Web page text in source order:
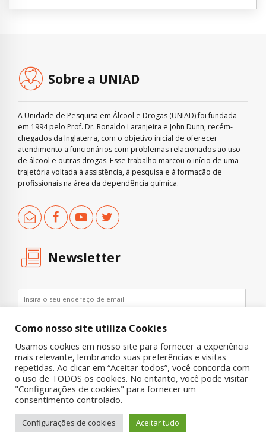
Sobre a UNIAD
A Unidade de Pesquisa em Álcool e Drogas (UNIAD) foi fundada
em 1994 pelo Prof. Dr. Ronaldo Laranjeira e John Dunn, recém-
chegados da Inglaterra, com o objetivo inicial de oferecer
atendimento a funcionários com problemas relacionados ao uso
de álcool e outras drogas. Esse trabalho marcou o início de uma
trajetória voltada à assistência, à pesquisa e à formação de
profissionais na área da dependência química.
Newsletter
Copyright © 2019 UNIAD – Unidade de Pesquisa em Álcool e Drogas
Quem Somos Nossa História
Onde Procurar Ajuda?
Contato
Como nosso site utiliza Cookies
Usamos cookies em nosso site para fornecer a experiência
mais relevante, lembrando suas preferências e visitas
repetidas. Ao clicar em “Aceitar todos”, você concorda com
o uso de TODOS os cookies. No entanto, você pode visitar
"Configurações de cookies" para fornecer um
consentimento controlado.
Configurações de cookies Aceitar tudo